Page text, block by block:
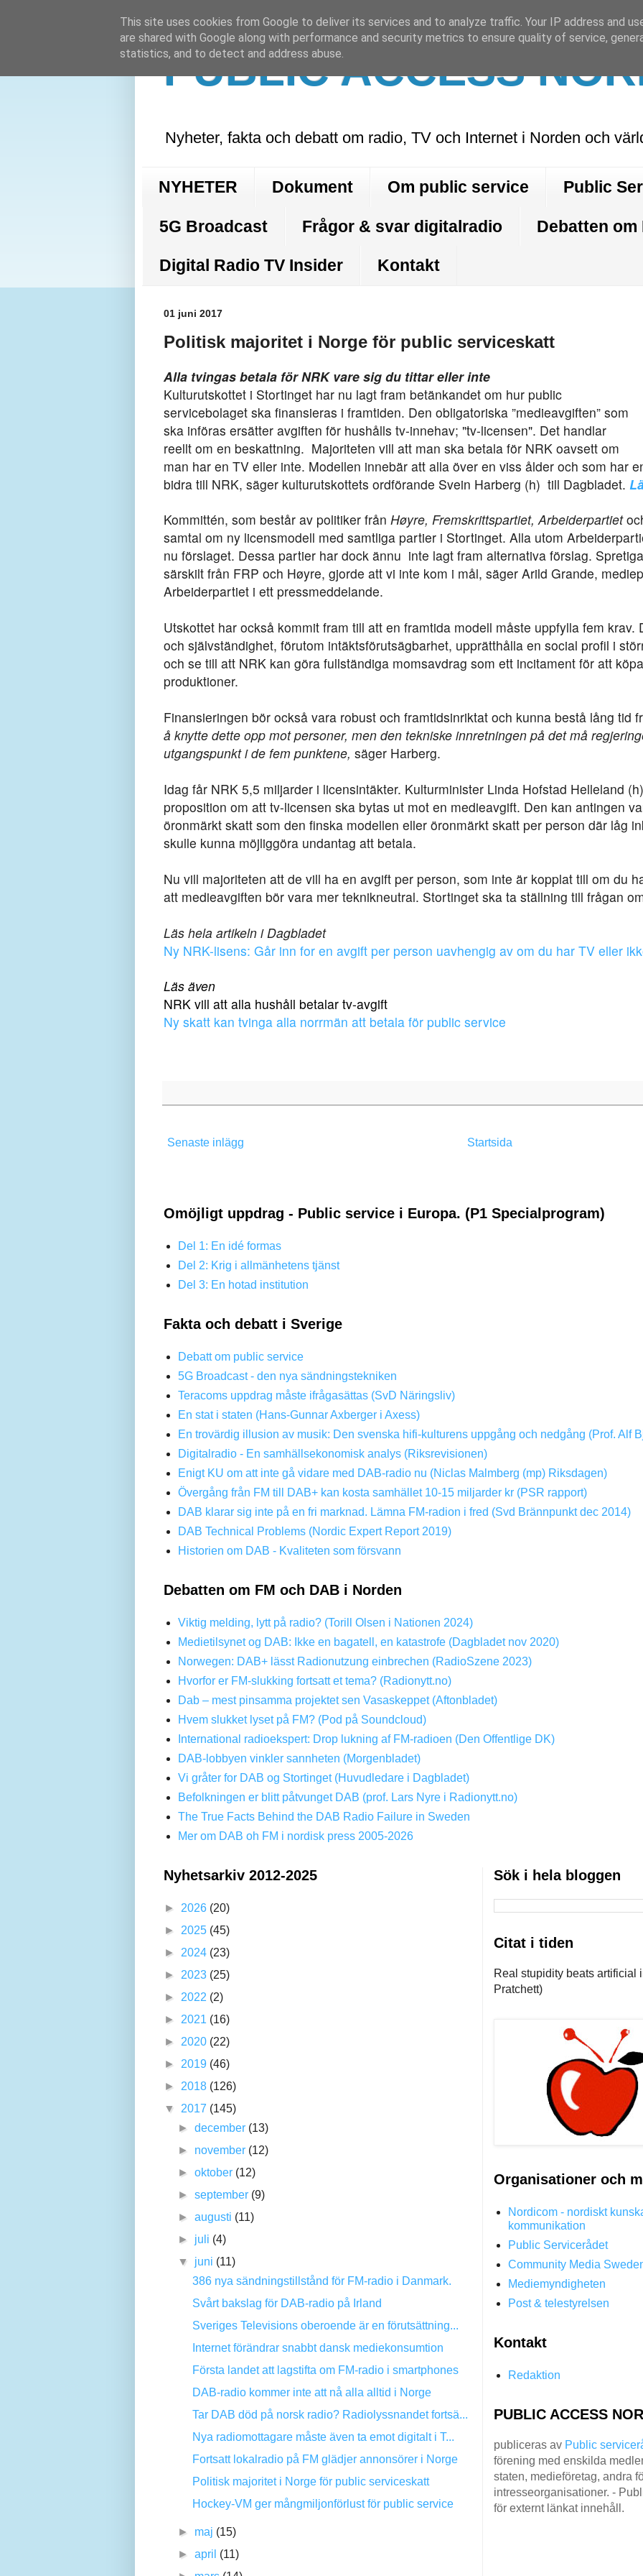
PUBLIC ACCESS
Nyheter, fakta och debatt om radio, TV och Internet i Norden och
NYHETER Dokument Om public service Public
5G Broadcast Frågor & svar digitalradio Debatten om
Digital Radio TV Insider Kontakt
01 juni 2017
Politisk majoritet i Norge för public serviceskatt
Alla tvingas betala för NRK vare sig du tittar eller inte
Kulturutskottet i Stortinget har nu lagt fram betänkandet om hur public
servicebolaget ska finansieras i framtiden. Den obligatoriska ”medieavgiften” som
ska införas ersätter avgiften för hushålls tv-innehav; "tv-licensen". Det handlar
reellt om en beskattning. Majoriteten vill att man ska betala för NRK oavsett om
man har en TV eller inte. Modellen innebär att alla över en viss ålder och som har
bidra till NRK, säger kulturutskottets ordförande Svein Harberg (h) till Dagbladet.
Kommittén, som består av politiker från Høyre, Fremskrittspartiet, Arbeiderpartiet
samtal om ny licensmodell med samtliga partier i Stortinget. Alla utom
nu förslaget. Dessa partier har dock ännu inte lagt fram alternativa förslag.
särskilt från FRP och Høyre, gjorde att vi inte kom i mål, säger Arild Grande,
Arbeiderpartiet i ett pressmeddelande.
Utskottet har också kommit fram till att en framtida modell måste uppfylla fem krav.
och självständighet, förutom intäktsförutsägbarhet, upprätthålla en social profil i
och se till att NRK kan göra fullständiga momsavdrag som ett incitament för att
produktioner.
Finansieringen bör också vara robust och framtidsinriktat och kunna bestå lång tid
å knytte dette opp mot personer, men den tekniske innretningen på det må
utgangspunkt i de fem punktene, säger Harberg.
Idag får NRK 5,5 miljarder i licensintäkter. Kulturminister Linda Hofstad Helleland
proposition om att tv-licensen ska bytas ut mot en medieavgift. Den kan antingen
öronmärkt skatt som den finska modellen eller öronmärkt skatt per person där låg
skulle kunna möjliggöra undantag att betala.
Nu vill majoriteten att de vill ha en avgift per person, som inte är kopplat till om du
att medieavgiften bör vara mer teknikneutral. Stortinget ska ta ställning till frågan
Läs hela artikeln i Dagbladet
Ny NRK-lisens: Går inn for en avgift per person uavhengig av om du har TV eller
Läs även
NRK vill att alla hushåll betalar tv-avgift
Ny skatt kan tvinga alla norrmän att betala för public service
Senaste inlägg Startsida
Omöjligt uppdrag - Public service i Europa. (P1 Specialprogram)
Del 1: En idé formas
Del 2: Krig i allmänhetens tjänst
Del 3: En hotad institution
Fakta och debatt i Sverige
Debatt om public service
5G Broadcast - den nya sändningstekniken
Teracoms uppdrag måste ifrågasättas (SvD Näringsliv)
En stat i staten (Hans-Gunnar Axberger i Axess)
En trovärdig illusion av musik: Den svenska hifi-kulturens uppgång och nedgång (Prof. Alf
Digitalradio - En samhällsekonomisk analys (Riksrevisionen)
Enigt KU om att inte gå vidare med DAB-radio nu (Niclas Malmberg (mp) Riksdagen)
Övergång från FM till DAB+ kan kosta samhället 10-15 miljarder kr (PSR rapport)
DAB klarar sig inte på en fri marknad. Lämna FM-radion i fred (Svd Brännpunkt dec 2014)
DAB Technical Problems (Nordic Expert Report 2019)
Historien om DAB - Kvaliteten som försvann
Debatten om FM och DAB i Norden
Viktig melding, lytt på radio? (Torill Olsen i Nationen 2024)
Medietilsynet og DAB: Ikke en bagatell, en katastrofe (Dagbladet nov 2020)
Norwegen: DAB+ lässt Radionutzung einbrechen (RadioSzene 2023)
Hvorfor er FM-slukking fortsatt et tema? (Radionytt.no)
Dab – mest pinsamma projektet sen Vasaskeppet (Aftonbladet)
Hvem slukket lyset på FM? (Pod på Soundcloud)
International radioekspert: Drop lukning af FM-radioen (Den Offentlige DK)
DAB-lobbyen vinkler sannheten (Morgenbladet)
Vi gråter for DAB og Stortinget (Huvudledare i Dagbladet)
Befolkningen er blitt påtvunget DAB (prof. Lars Nyre i Radionytt.no)
The True Facts Behind the DAB Radio Failure in Sweden
Mer om DAB oh FM i nordisk press 2005-2026
Nyhetsarkiv 2012-2025
► 2026 (20)
► 2025 (45)
► 2024 (23)
► 2023 (25)
► 2022 (2)
► 2021 (16)
► 2020 (22)
► 2019 (46)
► 2018 (126)
▼ 2017 (145)
►december (13)
► november (12)
►oktober (12)
►september (9)
►augusti (11)
► juli (4)
▼ juni (11)
386 nya sändningstillstånd för FM-radio i Danmark.
Svårt bakslag för DAB-radio på Irland
Sveriges Televisions oberoende är en förutsättning...
Internet förändrar snabbt dansk mediekonsumtion
Första landet att lagstifta om FM-radio i smartphones
DAB-radio kommer inte att nå alla alltid i Norge
Tar DAB död på norsk radio? Radiolyssnandet fortsä...
Nya radiomottagare måste även ta emot digitalt i T...
Fortsatt lokalradio på FM glädjer annonsörer i Norge
Politisk majoritet i Norge för public serviceskatt
Hockey-VM ger mångmiljonförlust för public service
► maj (15)
►april (11)
Sök i hela bloggen
Citat i tiden
Real stupidity beats artificial
Pratchett)
Organisationer och
Nordicom - nordiskt
kommunikation
Public Servicerådet
Community Media
Mediemyndigheten
Post & telestyrelsen
Kontakt
Redaktion
PUBLIC ACCESS
publiceras av Public
förening med enskilda
staten, medieföretag, andra
intresseorganisationer. -
för externt länkat innehåll.
This site uses cookies from Google to deliver its services and to analyze traffic. Your IP address and
are shared with Google along with performance and security metrics to ensure quality of service,
statistics, and to detect and address abuse.